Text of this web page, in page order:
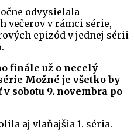
odvysielala
večerov v rámci série,
epizód v jednej sérii
finále už o necelý
Možné je všetko by
sobotu 9. novembra po
aj vlaňajšia 1. séria.